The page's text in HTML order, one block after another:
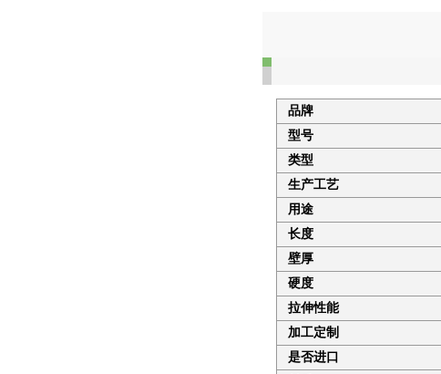
品牌
型号
类型
生产工艺
用途
长度
壁厚
硬度
拉伸性能
加工定制
是否进口